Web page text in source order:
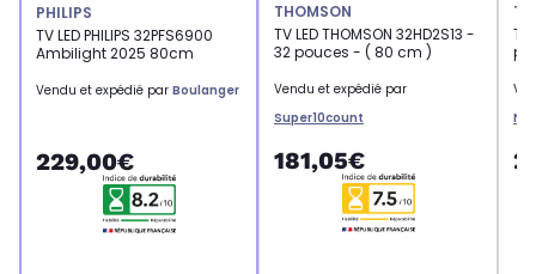
PHILIPS
TV LED PHILIPS 32PFS6900
Ambilight 2025 80cm
Vendu et expédié par Boulanger
229,00€
THOMSON
TV LED THOMSON 32HD2S13 -
32 pouces - ( 80 cm )
Vendu et expédié par
Super10count
181,05€
TV